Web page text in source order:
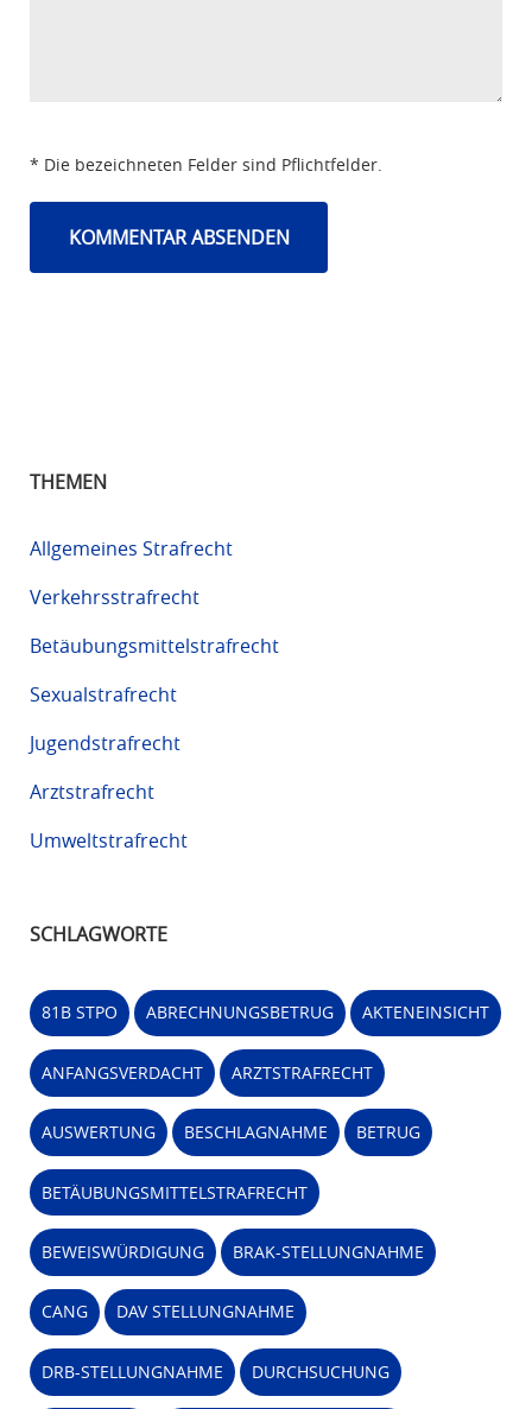
* Die bezeichneten Felder sind Pflichtfelder.
THEMEN
Allgemeines Strafrecht
Verkehrsstrafrecht
Betäubungsmittelstrafrecht
Sexualstrafrecht
Jugendstrafrecht
Arztstrafrecht
Umweltstrafrecht
SCHLAGWORTE
81B STPO ABRECHNUNGSBETRUG AKTENEINSICHT
ANFANGSVERDACHT ARZTSTRAFRECHT
AUSWERTUNG BESCHLAGNAHME BETRUG
BETÄUBUNGSMITTELSTRAFRECHT
BEWEISWÜRDIGUNG BRAK-STELLUNGNAHME
CANG DAV STELLUNGNAHME
DRB-STELLUNGNAHME DURCHSUCHUNG